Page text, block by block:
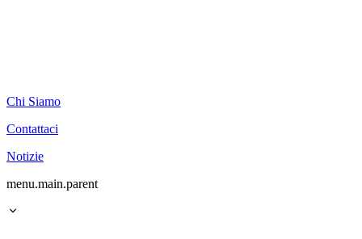
Chi Siamo
Contattaci
Notizie
menu.main.parent